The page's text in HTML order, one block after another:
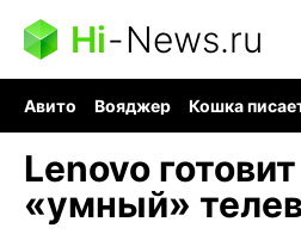
Hi-News.ru
Авито Вояджер Кошка
Lenovo
«умный»